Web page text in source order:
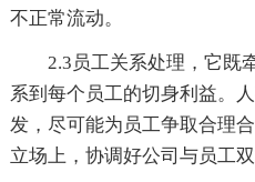
不正常流动。
2.3员工关系处理，它既
系到每个员工的切身利益。
发，尽可能为员工争取合理
立场上，协调好公司与员工双